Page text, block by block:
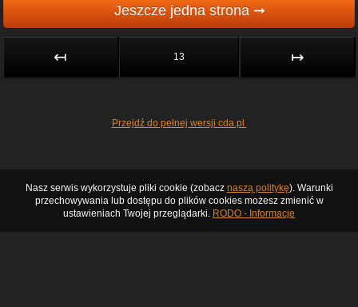
Jeszcze jedna strona ➞
↤ 13 ↦
Przejdź do pełnej wersji cda.pl
Nasz serwis wykorzystuje pliki cookie (zobacz naszą politykę). Warunki
przechowywania lub dostępu do plików cookies możesz zmienić w
ustawieniach Twojej przeglądarki. RODO - Informacje